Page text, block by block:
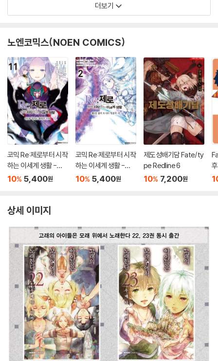
더보기
노엔코믹스(NOEN COMICS)
코믹 Re:제로부터 시작
하는 이세계 생활 -제4
장- 11
10% 5,400원
코믹 Re:제로부터 시작
하는 이세계 생활 -제5
장- 2
10% 5,400원
제도성배기담 Fate/ty
pe Redline 6
10% 7,200원
상세 이미지